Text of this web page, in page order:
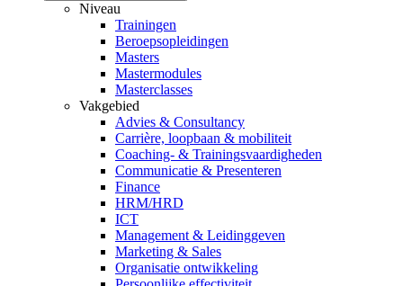
Niveau
Trainingen
Beroepsopleidingen
Masters
Mastermodules
Masterclasses
Vakgebied
Advies & Consultancy
Carrière, loopbaan & mobiliteit
Coaching- & Trainingsvaardigheden
Communicatie & Presenteren
Finance
HRM/HRD
ICT
Management & Leidinggeven
Marketing & Sales
Organisatie ontwikkeling